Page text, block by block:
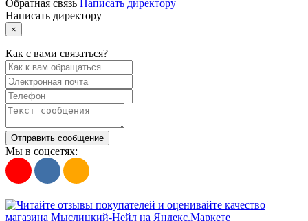
Обратная связь Написать директору
Написать директору
×
Как с вами связаться?
Отправить сообщение
Мы в соцсетях: